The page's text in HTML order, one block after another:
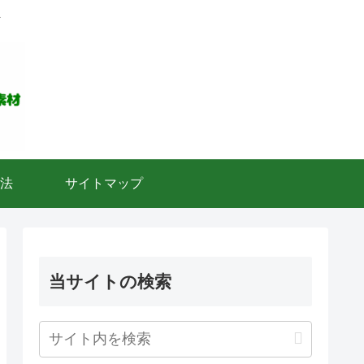
サイトマップ
当サイトの検索